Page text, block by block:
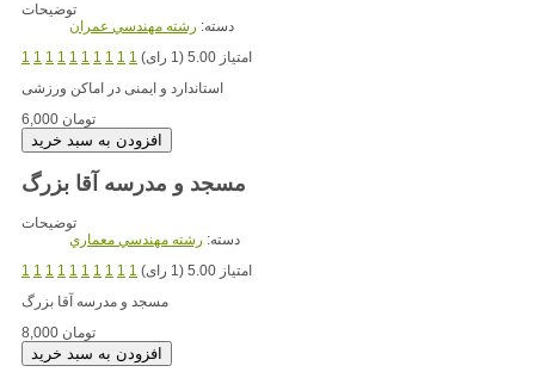
توضیحات
دسته: رشته مهندسي عمران
1 1 1 1 1 1 1 1 1 1
امتیاز 5.00 (1 رای)
استاندارد و ایمنی در اماکن ورزشی
6,000 تومان
مسجد و مدرسه آقا بزرگ
توضیحات
دسته: رشته مهندسي معماري
1 1 1 1 1 1 1 1 1 1
امتیاز 5.00 (1 رای)
مسجد و مدرسه آقا بزرگ
8,000 تومان